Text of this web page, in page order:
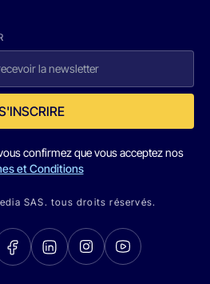
confirmez que vous acceptez nos
et Conditions
SAS. tous droits réservés.